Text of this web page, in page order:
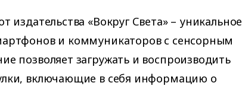
издательства «Вокруг Света» – уникальное
и коммуникаторов с сенсорным
позволяет загружать и воспроизводить
включающие в себя информацию о